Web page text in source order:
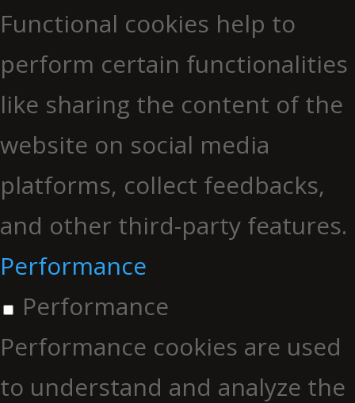
Functional cookies help to
perform certain functionalities
like sharing the content of the
website on social media
platforms, collect feedbacks,
and other third-party features.
Performance
Performance
Performance cookies are used
to understand and analyze the